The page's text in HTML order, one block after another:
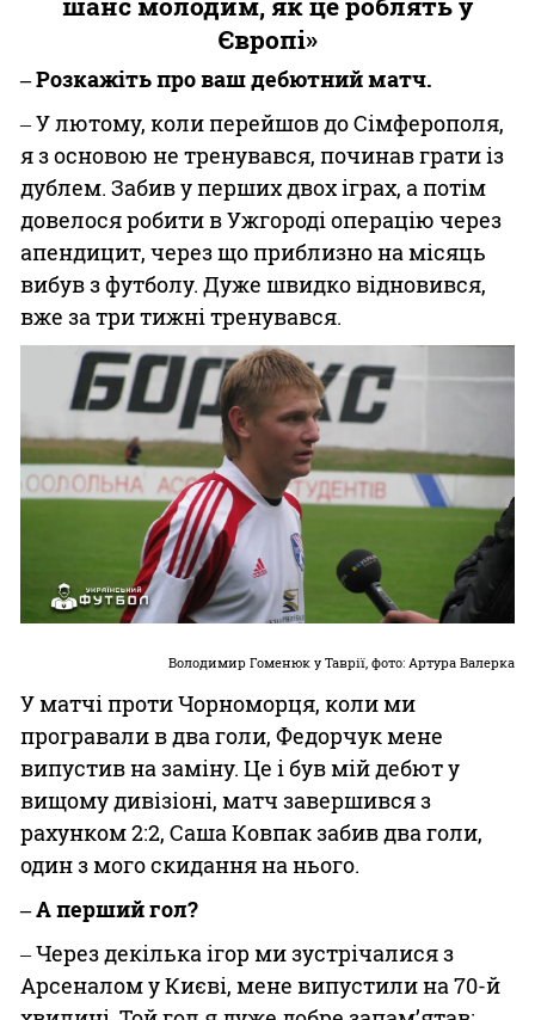
Європі»
‒ Розкажіть про ваш дебютний матч.
‒ У лютому, коли перейшов до Сімферополя,
я з основою не тренувався, починав грати із
дублем. Забив у перших двох іграх, а потім
довелося робити в Ужгороді операцію через
апендицит, через що приблизно на місяць
вибув з футболу. Дуже швидко відновився,
вже за три тижні тренувався.
Володимир Гоменюк у Таврії, фото: Артура Валерка
У матчі проти Чорноморця, коли ми
програвали в два голи, Федорчук мене
випустив на заміну. Це і був мій дебют у
вищому дивізіоні, матч завершився з
рахунком 2:2, Саша Ковпак забив два голи,
один з мого скидання на нього.
‒ А перший гол?
‒ Через декілька ігор ми зустрічалися з
Арсеналом у Києві, мене випустили на 70-й